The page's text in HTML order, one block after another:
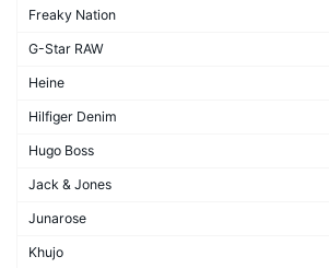
Freaky Nation
G-Star RAW
Heine
Hilfiger Denim
Hugo Boss
Jack & Jones
Junarose
Khujo